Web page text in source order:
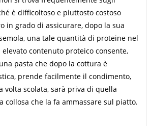
è difficoltoso e piuttosto costoso
in grado di assicurare, dopo la sua
una tale quantità di proteine nel
contenuto proteico consente,
pasta che dopo la cottura è
prende facilmente il condimento,
volta scolata, sarà priva di quella
collosa che la fa ammassare sul piatto.